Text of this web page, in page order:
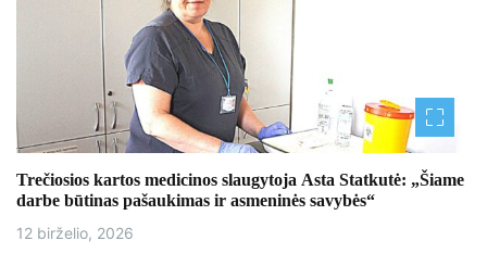
š
ų
Trečiosios kartos medicinos slaugytoja Asta Statkutė: „Šiame
darbe būtinas pašaukimas ir asmeninės savybės“
12 birželio, 2026